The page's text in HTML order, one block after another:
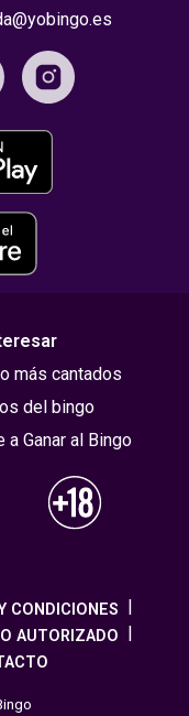
más cantados
del bingo
a Ganar al Bingo
CONDICIONES
AUTORIZADO